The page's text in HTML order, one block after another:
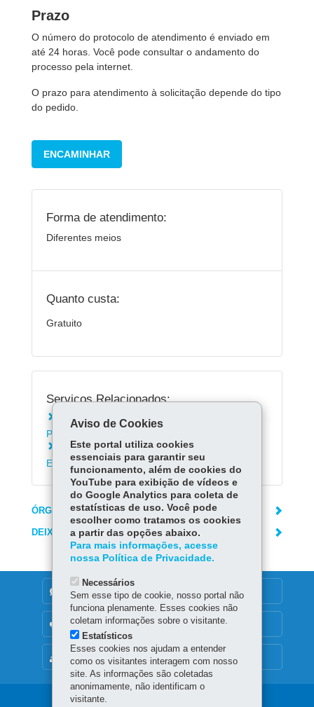
Prazo
O número do protocolo de atendimento é enviado em
até 24 horas. Você pode consultar o andamento do
processo pela internet.
O prazo para atendimento à solicitação depende do tipo
do pedido.
ENCAMINHAR
Forma de atendimento:
Diferentes meios
Quanto custa:
Gratuito
Serviços Relacionados:
Emitir Certidão Negativa de Débitos dos
Portos do Paraná
Registrar solicitação no Protocolo Geral do
Estado do Paraná
ÓRGÃO RESPONSÁVEL
DEIXE SUA OPINIÃO
MAPA DO SITE
DENUNCIE CORRUPÇÃO
OUVIDORIA
Aviso de Cookies
Este portal utiliza cookies
essenciais para garantir seu
funcionamento, além de cookies do
YouTube para exibição de vídeos e
do Google Analytics para coleta de
estatísticas de uso. Você pode
escolher como tratamos os cookies
a partir das opções abaixo.
Para mais informações, acesse
nossa Política de Privacidade.
Necessários
Sem esse tipo de cookie, nosso portal não
funciona plenamente. Esses cookies não
coletam informações sobre o visitante.
Estatísticos
Esses cookies nos ajudam a entender
como os visitantes interagem com nosso
site. As informações são coletadas
anonimamente, não identificam o
visitante.